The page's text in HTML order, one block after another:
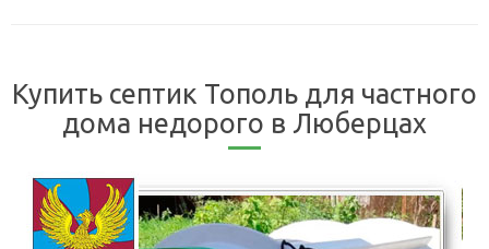
Купить септик Тополь для частного
дома недорого в Люберцах